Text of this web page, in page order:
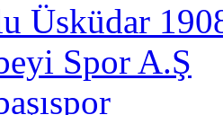
Üsküdar
Spor A.Ş